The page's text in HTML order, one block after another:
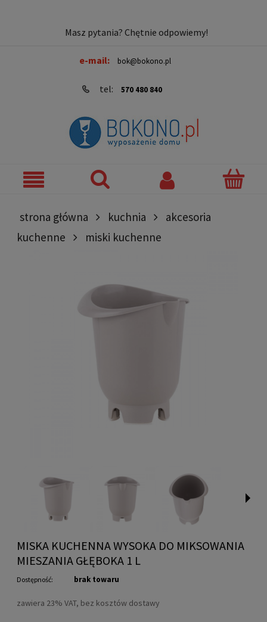
Masz pytania? Chętnie odpowiemy!
e-mail: bok@bokono.pl
tel: 570 480 840
strona główna kuchnia
akcesoria
kuchenne
miski kuchenne
MISKA KUCHENNA WYSOKA DO MIKSOWANIA
MIESZANIA GŁĘBOKA 1 L
Dostępność: brak towaru
zawiera 23% VAT, bez kosztów dostawy